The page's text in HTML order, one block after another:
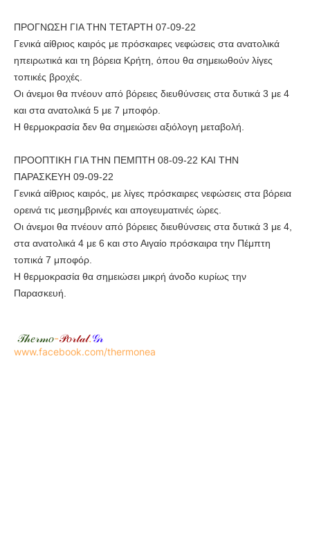
ΠΡΟΓΝΩΣΗ ΓΙΑ ΤΗΝ ΤΕΤΑΡΤΗ 07-09-22
Γενικά αίθριος καιρός με πρόσκαιρες νεφώσεις στα ανατολικά
ηπειρωτικά και τη βόρεια Κρήτη, όπου θα σημειωθούν λίγες
τοπικές βροχές.
Οι άνεμοι θα πνέουν από βόρειες διευθύνσεις στα δυτικά 3 με 4
και στα ανατολικά 5 με 7 μποφόρ.
Η θερμοκρασία δεν θα σημειώσει αξιόλογη μεταβολή.
ΠΡΟΟΠΤΙΚΗ ΓΙΑ ΤΗΝ ΠΕΜΠΤΗ 08-09-22 ΚΑΙ ΤΗΝ
ΠΑΡΑΣΚΕΥΗ 09-09-22
Γενικά αίθριος καιρός, με λίγες πρόσκαιρες νεφώσεις στα βόρεια
ορεινά τις μεσημβρινές και απογευματινές ώρες.
Οι άνεμοι θα πνέουν από βόρειες διευθύνσεις στα δυτικά 3 με 4,
στα ανατολικά 4 με 6 και στο Αιγαίο πρόσκαιρα την Πέμπτη
τοπικά 7 μποφόρ.
Η θερμοκρασία θα σημειώσει μικρή άνοδο κυρίως την
Παρασκευή.
𝒯𝒽𝑒𝓇𝓂𝑜-𝒫𝑜𝓇𝓉𝒶𝓁.𝒢𝓇
www.facebook.com/thermonea